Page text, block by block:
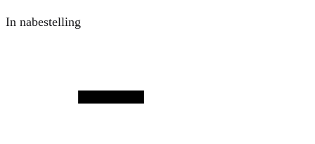
In nabestelling